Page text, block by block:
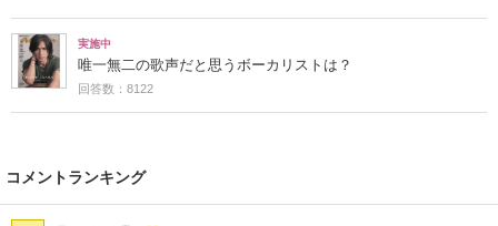
実施中
唯一無二の歌声だと思うボーカリストは？
回答数：8122
コメントランキング